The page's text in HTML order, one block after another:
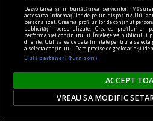
Ai rămas în aeroport cu un
zbor întârziat? Iată ce
îți ofere
În funcție de durata
zborului, compania
ofere mese, băuturi, hotel,
despăgubiri financiare.
Dezvoltarea și îmbunătățirea serviciilor.
accesarea informațiilor de pe un dispozitiv.
personalizat. Crearea profilurilor de conținut
publicității personalizate. Crearea profilurilor
performanței conținutului. Înțelegerea publicului
diferite. Utilizarea de date limitate pentru a
a selecta conținutul. Date precise de geolocație și
Listă parteneri (furnizori)
ACCEPT
VREAU SA MODIFIC